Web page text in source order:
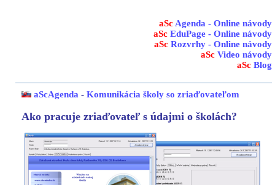
aSc Agenda - Online návody
aSc EduPage - Online návody
aSc Rozvrhy - Online návody
aSc Video návody
aSc Blog
aScAgenda - Komunikácia školy so zriaďovateľom
Ako pracuje zriaďovateľ s údajmi o školách?